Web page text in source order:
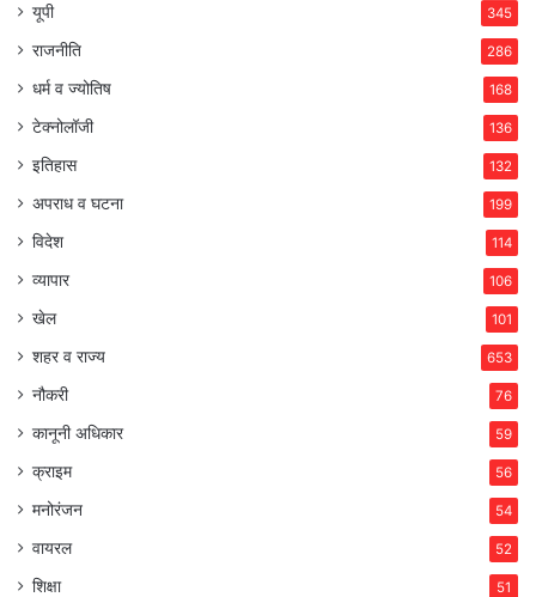
यूपी 345
राजनीति 286
धर्म व ज्योतिष 168
टेक्नोलॉजी 136
इतिहास 132
अपराध व घटना 199
विदेश 114
व्यापार 106
खेल 101
शहर व राज्य 653
नौकरी 76
कानूनी अधिकार 59
क्राइम 56
मनोरंजन 54
वायरल 52
शिक्षा 51